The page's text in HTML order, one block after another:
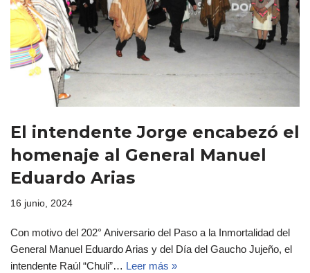
El intendente Jorge encabezó el
homenaje al General Manuel
Eduardo Arias
16 junio, 2024
Con motivo del 202° Aniversario del Paso a la Inmortalidad del
General Manuel Eduardo Arias y del Día del Gaucho Jujeño, el
intendente Raúl “Chuli”… Leer más »